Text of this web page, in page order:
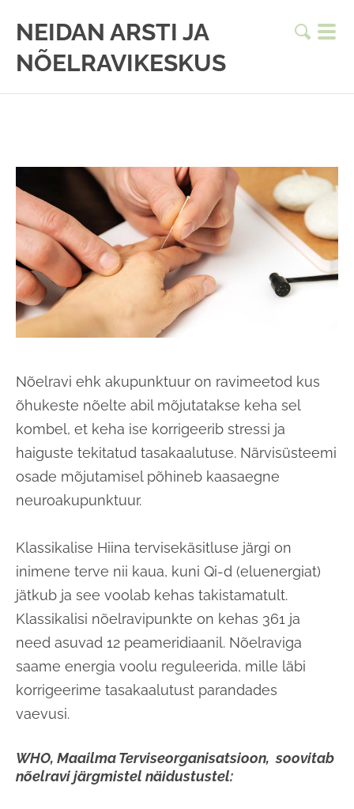
NEIDAN ARSTI JA
NÕELRAVIKESKUS
Nõelravi ehk akupunktuur on ravimeetod kus
õhukeste nõelte abil mõjutatakse keha sel
kombel, et keha ise korrigeerib stressi ja
haiguste tekitatud tasakaalutuse. Närvisüsteemi
osade mõjutamisel põhineb kaasaegne
neuroakupunktuur.
Klassikalise Hiina tervisekäsitluse järgi on
inimene terve nii kaua, kuni Qi-d (eluenergiat)
jätkub ja see voolab kehas takistamatult.
Klassikalisi nõelravipunkte on kehas 361 ja
need asuvad 12 peameridiaanil. Nõelraviga
saame energia voolu reguleerida, mille läbi
korrigeerime tasakaalutust parandades
vaevusi.
WHO, Maailma Terviseorganisatsioon, soovitab
nõelravi järgmistel näidustustel: